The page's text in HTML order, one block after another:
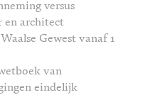
versus
en architect
Gewest vanaf 1
van
eindelijk